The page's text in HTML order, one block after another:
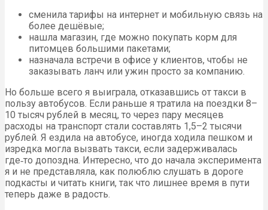
сменила тарифы на интернет и мобильную связь на
более дешёвые;
нашла магазин, где можно покупать корм для
питомцев большими пакетами;
назначала встречи в офисе у клиентов, чтобы не
заказывать ланч или ужин просто за компанию.
Но больше всего я выиграла, отказавшись от такси в
пользу автобусов. Если раньше я тратила на поездки 8–
10 тысяч рублей в месяц, то через пару месяцев
расходы на транспорт стали составлять 1,5–2 тысячи
рублей. Я ездила на автобусе, иногда ходила пешком и
изредка могла вызвать такси, если задерживалась
где‑то допоздна. Интересно, что до начала эксперимента
я и не представляла, как полюблю слушать в дороге
подкасты и читать книги, так что лишнее время в пути
теперь даже в радость.